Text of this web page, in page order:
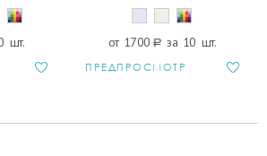
шт. от 1700 a за 10 шт.
ПРЕДПРОСМОТР